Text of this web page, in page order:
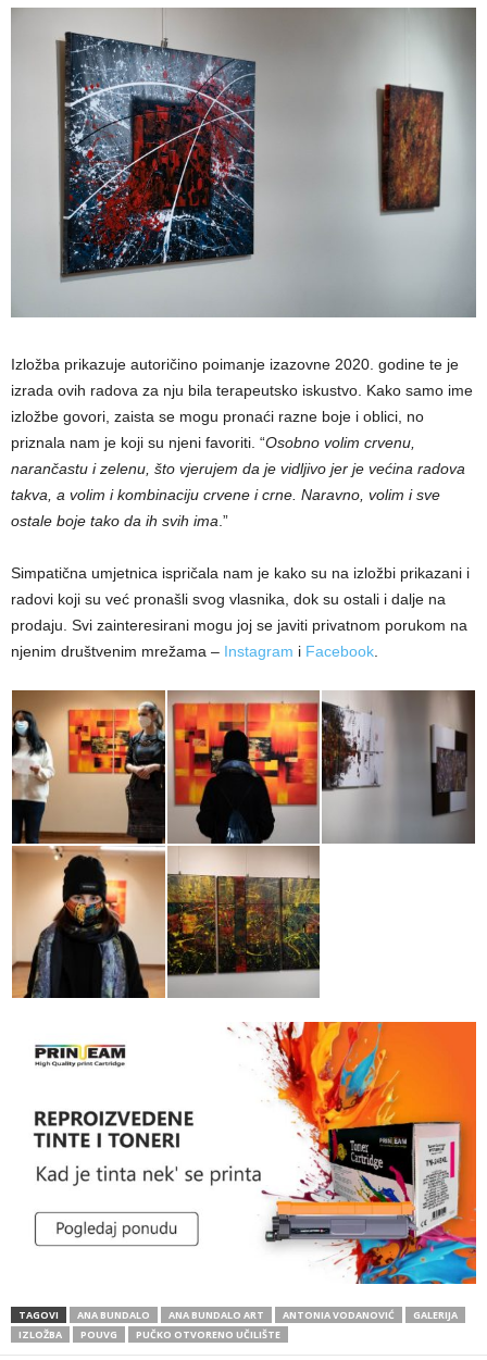
Izložba prikazuje autoričino poimanje izazovne 2020. godine te je
izrada ovih radova za nju bila terapeutsko iskustvo. Kako samo ime
izložbe govori, zaista se mogu pronaći razne boje i oblici, no
priznala nam je koji su njeni favoriti. “Osobno volim crvenu,
narančastu i zelenu, što vjerujem da je vidljivo jer je većina radova
takva, a volim i kombinaciju crvene i crne. Naravno, volim i sve
ostale boje tako da ih svih ima .”
Simpatična umjetnica ispričala nam je kako su na izložbi prikazani i
radovi koji su već pronašli svog vlasnika, dok su ostali i dalje na
prodaju. Svi zainteresirani mogu joj se javiti privatnom porukom na
njenim društvenim mrežama – Instagram i Facebook
TAGOVI ANA BUNDALO ANA BUNDALO ART ANTONIA VODANOVIĆ
GALERIJA
IZLOŽBA
POUVG PUČKO OTVORENO UČILIŠTE